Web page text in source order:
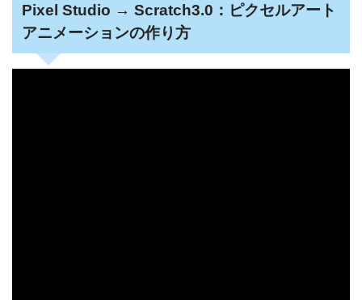
Pixel Studio → Scratch3.0：ピクセルアート
アニメーションの作り方